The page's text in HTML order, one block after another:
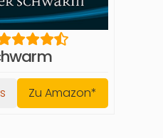
Zu Amazon*